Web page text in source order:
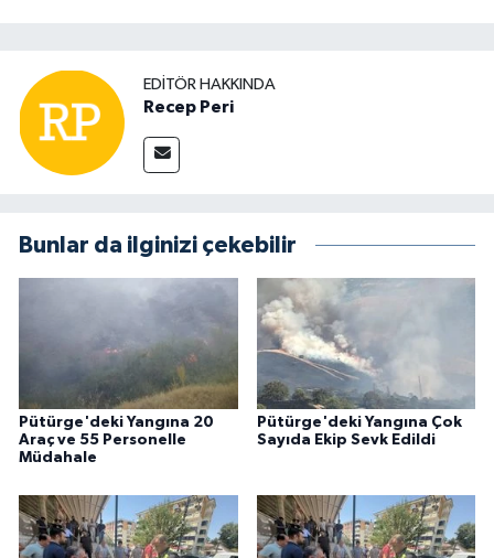
EDITÖR HAKKINDA
Recep Peri
Bunlar da ilginizi çekebilir
Pütürge'deki Yangına 20
Araç ve 55 Personelle
Müdahale
Pütürge'deki Yangına Çok
Sayıda Ekip Sevk Edildi